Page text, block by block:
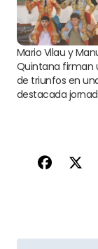
Mario Vilau y
Quintana firman
de triunfos en
destacada